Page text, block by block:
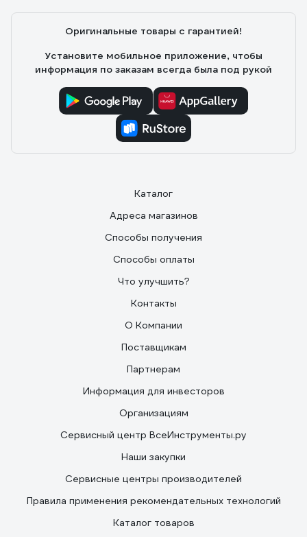
Оригинальные товары с гарантией!
Установите мобильное приложение, чтобы
информация по заказам всегда была под рукой
Каталог
Адреса магазинов
Способы получения
Способы оплаты
Что улучшить?
Контакты
О Компании
Поставщикам
Партнерам
Информация для инвесторов
Организациям
Сервисный центр ВсеИнструменты.ру
Наши закупки
Сервисные центры производителей
Правила применения рекомендательных технологий
Каталог товаров